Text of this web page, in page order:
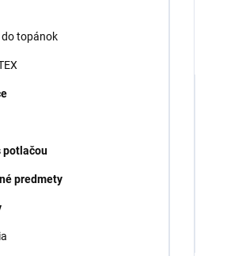
do topánok
potlačou
predmety